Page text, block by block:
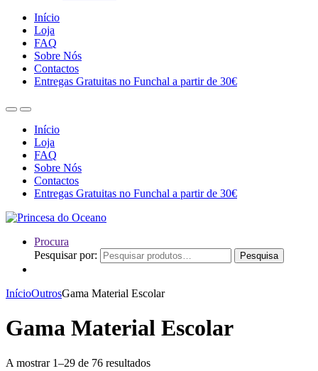
Início
Loja
FAQ
Sobre Nós
Contactos
Entregas Gratuitas no Funchal a partir de 30€
Início
Loja
FAQ
Sobre Nós
Contactos
Entregas Gratuitas no Funchal a partir de 30€
Procura
Pesquisar por:
Pesquisa
InícioOutrosGama Material Escolar
Gama Material Escolar
A mostrar 1–29 de 76 resultados